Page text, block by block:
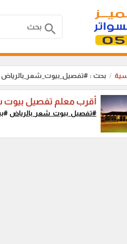
search
بحث : #تفصيل_بيوت_شعر_بالرياض
أقرب معلم تفصيل بيوت
#تفصيل_بيوت_شعر_بالرياض